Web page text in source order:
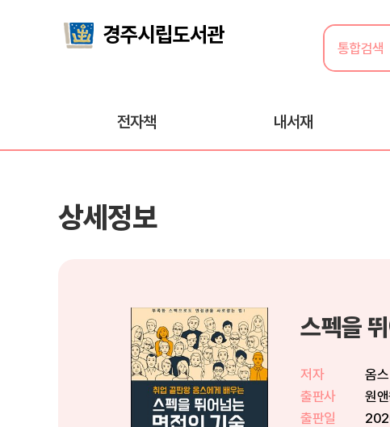
전자책 내서재
상세정보
스펙을
저자
옴스
출판사
원
출판일